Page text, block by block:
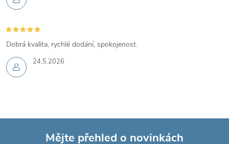
24.5.2026
Dobrá kvalita, rychlé dodání, spokojenost.
Mějte přehled o novinkách